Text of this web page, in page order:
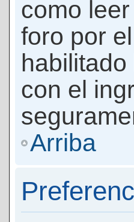
como
foro por
con el
Arriba